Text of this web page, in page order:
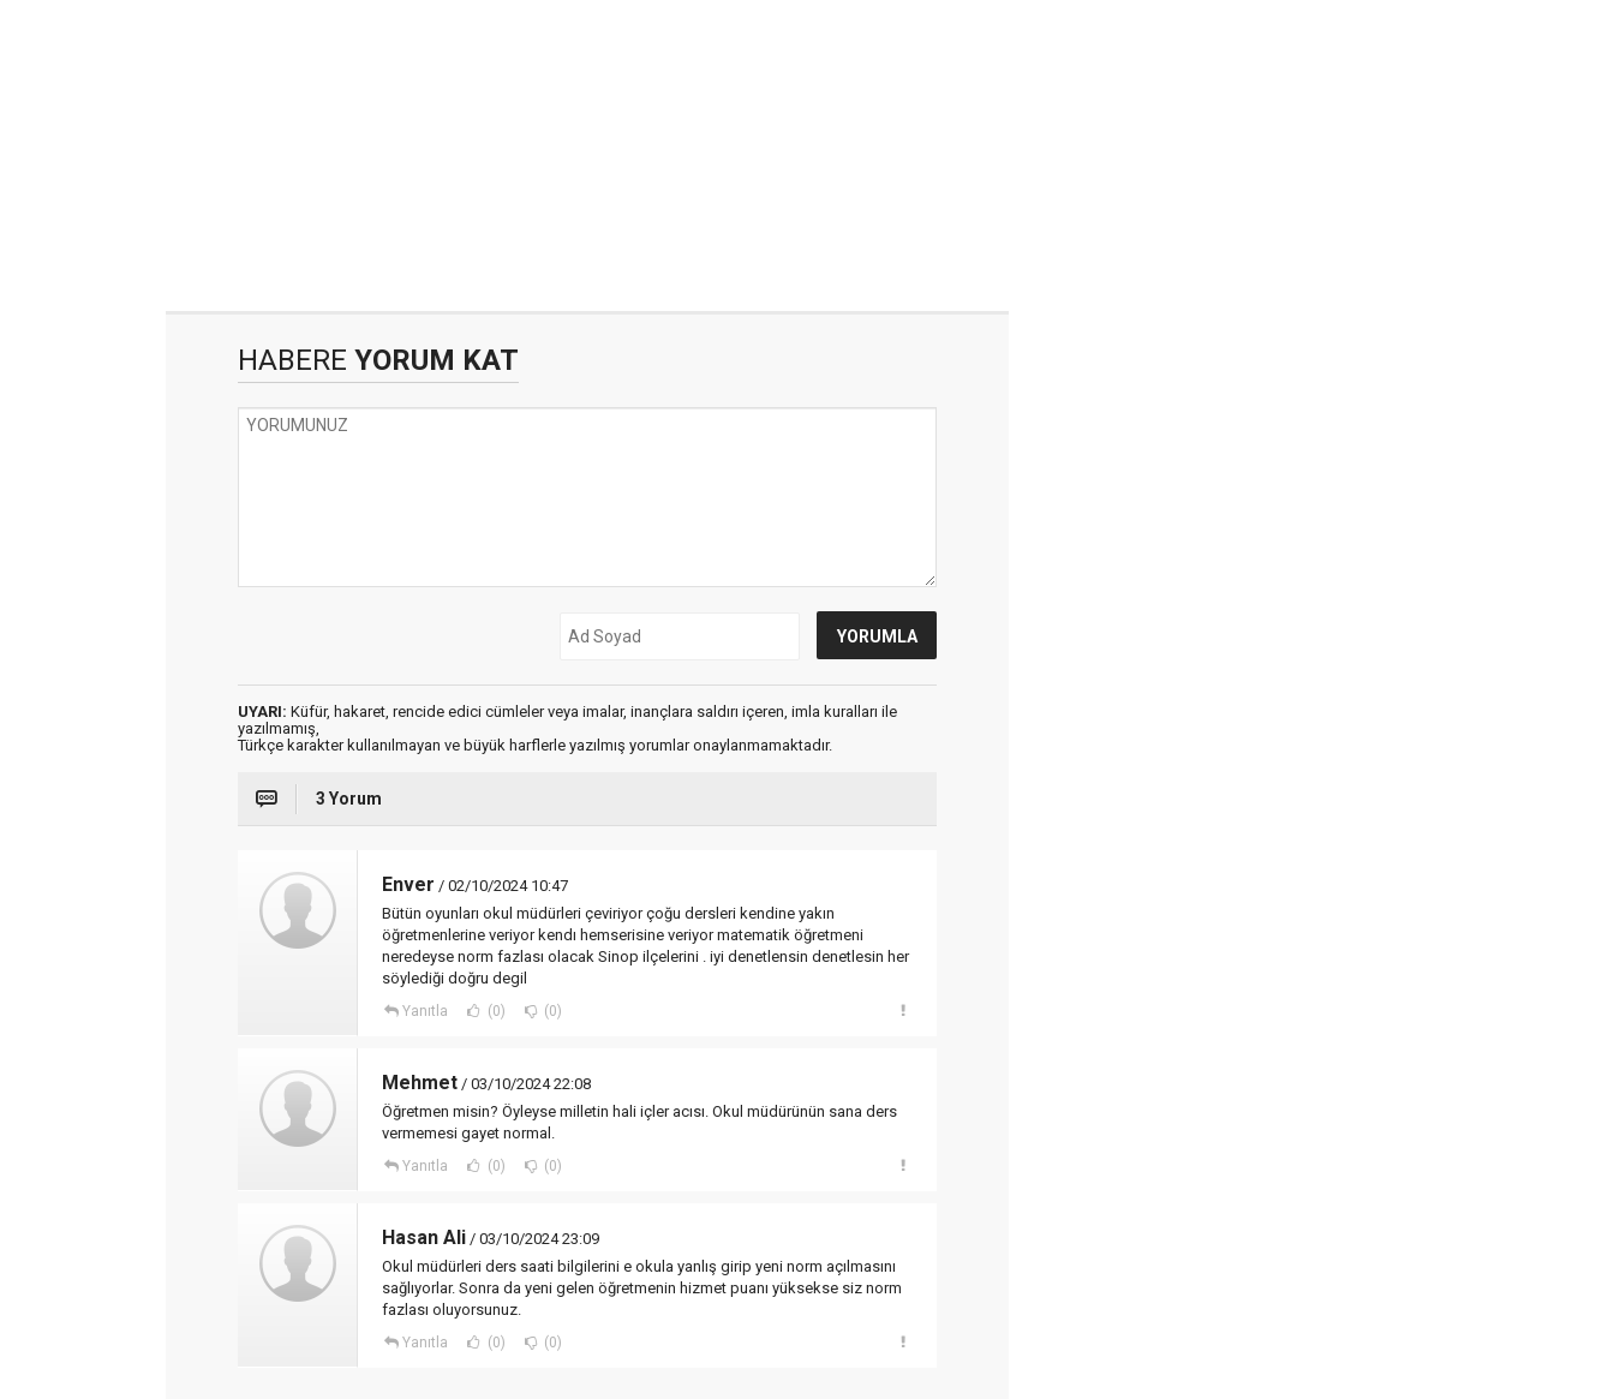
HABERE YORUM KAT
UYARI: Küfür, hakaret, rencide edici cümleler veya imalar, inançlara saldırı içeren, imla kuralları ile
yazılmamış,
Türkçe karakter kullanılmayan ve büyük harflerle yazılmış yorumlar onaylanmamaktadır.
3 Yorum
Enver / 02/10/2024 10:47
Bütün oyunları okul müdürleri çeviriyor çoğu dersleri kendine yakın
öğretmenlerine veriyor kendı hemserisine veriyor matematik öğretmeni
neredeyse norm fazlası olacak Sinop ilçelerini . iyi denetlensin denetlesin her
söylediği doğru degil
Yanıtla (0) (0)
Mehmet / 03/10/2024 22:08
Öğretmen misin? Öyleyse milletin hali içler acısı. Okul müdürünün sana ders
vermemesi gayet normal.
Yanıtla (0) (0)
Hasan Ali / 03/10/2024 23:09
Okul müdürleri ders saati bilgilerini e okula yanlış girip yeni norm açılmasını
sağlıyorlar. Sonra da yeni gelen öğretmenin hizmet puanı yüksekse siz norm
fazlası oluyorsunuz.
Yanıtla (0) (0)